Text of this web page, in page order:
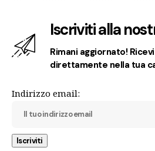
Iscriviti alla
Rimani aggiornato!
direttamente nella tua
Indirizzo email: